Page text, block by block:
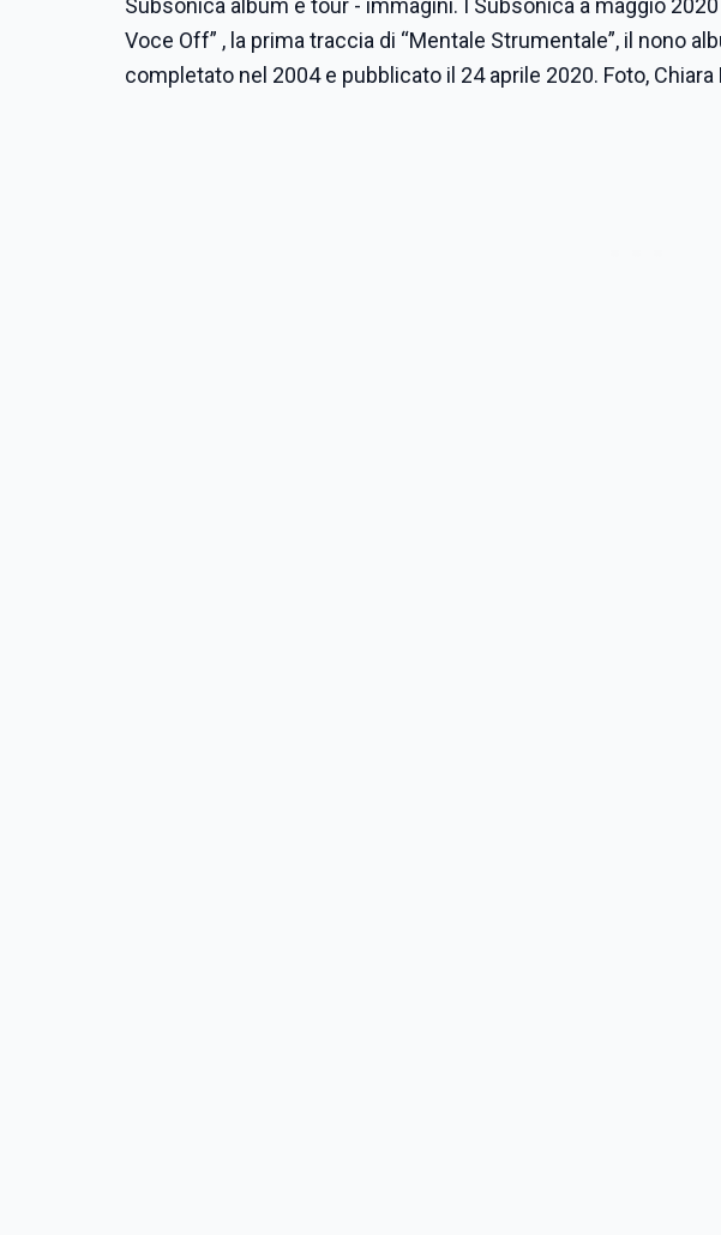
Voce Off” , la prima traccia di “Mentale Strumentale”, il nono
completato nel 2004 e pubblicato il 24 aprile 2020. Foto, Chiara